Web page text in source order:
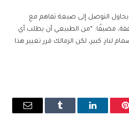
يحاول التوصل إلى صيغة تفاهم مع
مضيفًا: “من الطبيعي أن يطلب أي
لنادٍ كبير، لكن الزمالك قرر تغيير هذا
بينتيريستلينكدإن Tumblr
البريد